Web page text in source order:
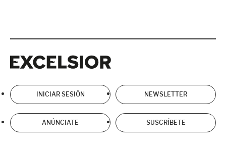
INICIAR SESIÓN NEWSLETTER
ANÚNCIATE SUSCRÍBETE